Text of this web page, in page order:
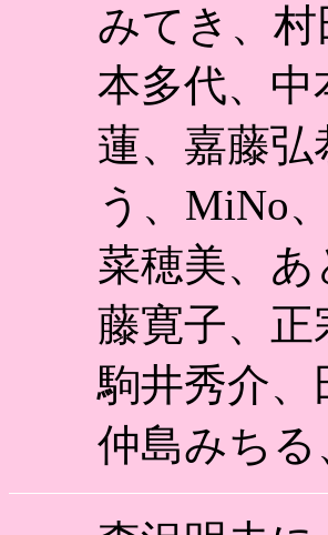
みてき、
本多代、中
蓮、嘉藤弘
う、MiNo
菜穂美、
藤寛子、正
駒井秀介、
仲島みち